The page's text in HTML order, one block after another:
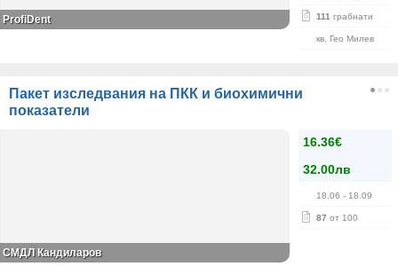
111 грабнати
кв. Гео Милев
ProfiDent
Пакет изследвания на ПКК и биохимични
показатели
16.36€
32.00лв
18.06 - 18.09
87 от 100
СМДЛ Кандиларов